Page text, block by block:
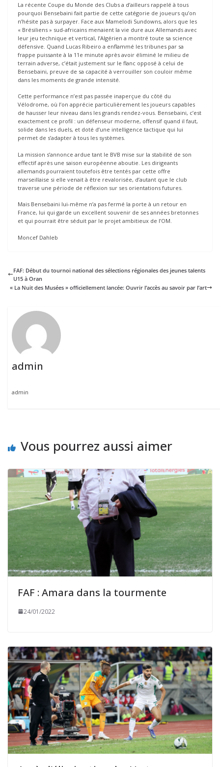
La récente Coupe du Monde des Clubs a d’ailleurs rappelé à tous
pourquoi Bensebaini fait partie de cette catégorie de joueurs qu’on
n’hésite pas à surpayer. Face aux Mamelodi Sundowns, alors que les
« Brésiliens » sud-africains menaient la vie dure aux Allemands avec
leur jeu technique et vertical, l’Algérien a montré toute sa science
défensive. Quand Lucas Ribeiro a enflammé les tribunes par sa
frappe puissante à la 11e minute après avoir éliminé le milieu de
terrain adverse, c’était justement sur le flanc opposé à celui de
Bensebaini, preuve de sa capacité à verrouiller son couloir même
dans les moments de grande intensité.
Cette performance n’est pas passée inaperçue du côté du
Vélodrome, où l’on apprécie particulièrement les joueurs capables
de hausser leur niveau dans les grands rendez-vous. Bensebaini, c’est
exactement ce profil : un défenseur moderne, offensif quand il faut,
solide dans les duels, et doté d’une intelligence tactique qui lui
permet de s’adapter à tous les systèmes.
La mission s’annonce ardue tant le BVB mise sur la stabilité de son
effectif après une saison européenne aboutie. Les dirigeants
allemands pourraient toutefois être tentés par cette offre
marseillaise si elle venait à être revalorisée, d’autant que le club
traverse une période de réflexion sur ses orientations futures.
Mais Bensebaini lui-même n’a pas fermé la porte à un retour en
France, lui qui garde un excellent souvenir de ses années bretonnes
et qui pourrait être séduit par le projet ambitieux de l’OM.
Moncef Dahleb
FAF: Début du tournoi national des sélections régionales des jeunes talents
U15 à Oran
« La Nuit des Musées » officiellement lancée: Ouvrir l’accès au savoir par l’art
admin
admin
Vous pourrez aussi aimer
FAF : Amara dans la tourmente
24/01/2022